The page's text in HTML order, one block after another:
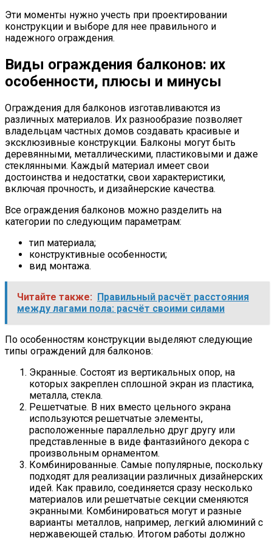
Эти моменты нужно учесть при проектировании
конструкции и выборе для нее правильного и
надежного ограждения.
Виды ограждения балконов: их
особенности, плюсы и минусы
Ограждения для балконов изготавливаются из
различных материалов. Их разнообразие позволяет
владельцам частных домов создавать красивые и
эксклюзивные конструкции. Балконы могут быть
деревянными, металлическими, пластиковыми и даже
стеклянными. Каждый материал имеет свои
достоинства и недостатки, свои характеристики,
включая прочность, и дизайнерские качества.
Все ограждения балконов можно разделить на
категории по следующим параметрам:
тип материала;
конструктивные особенности;
вид монтажа.
Читайте также: Правильный расчёт расстояния
между лагами пола: расчёт своими силами
По особенностям конструкции выделяют следующие
типы ограждений для балконов:
Экранные. Состоят из вертикальных опор, на
которых закреплен сплошной экран из пластика,
металла, стекла.
Решетчатые. В них вместо цельного экрана
используются решетчатые элементы,
расположенные параллельно друг другу или
представленные в виде фантазийного декора с
произвольным орнаментом.
Комбинированные. Самые популярные, поскольку
подходят для реализации различных дизайнерских
идей. Как правило, соединяется сразу несколько
материалов или решетчатые секции сменяются
экранными. Комбинироваться могут и разные
варианты металлов, например, легкий алюминий с
нержавеющей сталью. Итогом работы должно